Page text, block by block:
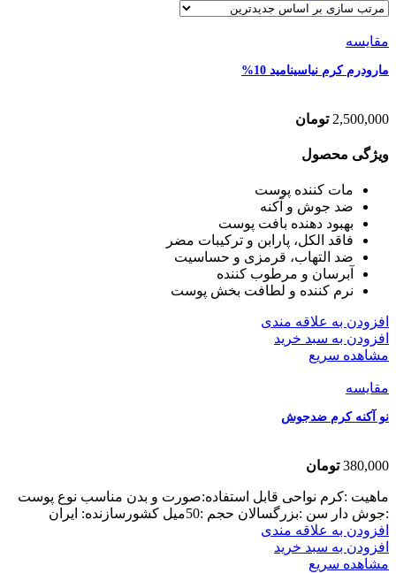
مقایسه
مارودرم کرم نیاسینامید 10%
2,500,000 تومان
ویژگی محصول
مات کننده پوست
ضد جوش و آکنه
بهبود دهنده بافت پوست
فاقد الکل، پارابن و ترکیبات مضر
ضد التهاب، قرمزی و حساسیت
آبرسان و مرطوب کننده
نرم کننده و لطافت بخش پوست
افزودن به علاقه مندی
افزودن به سبد خرید
مشاهده سریع
مقایسه
نو آکنه کرم ضدجوش
380,000 تومان
ماهیت :کرم نواحی قابل استفاده:صورت و بدن مناسب نوع پوست
:جوش دار سن :بزرگسالان حجم :50میل کشورسازنده: ایران
افزودن به علاقه مندی
افزودن به سبد خرید
مشاهده سریع